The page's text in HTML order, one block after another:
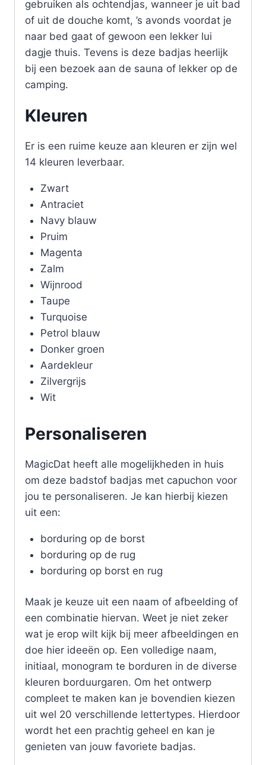
gebruiken als ochtendjas, wanneer je uit bad
of uit de douche komt, ’s avonds voordat je
naar bed gaat of gewoon een lekker lui
dagje thuis. Tevens is deze badjas heerlijk
bij een bezoek aan de sauna of lekker op de
camping.
Kleuren
Er is een ruime keuze aan kleuren er zijn wel
14 kleuren leverbaar.
Zwart
Antraciet
Navy blauw
Pruim
Magenta
Zalm
Wijnrood
Taupe
Turquoise
Petrol blauw
Donker groen
Aardekleur
Zilvergrijs
Wit
Personaliseren
MagicDat heeft alle mogelijkheden in huis
om deze badstof badjas met capuchon voor
jou te personaliseren. Je kan hierbij kiezen
uit een:
borduring op de borst
borduring op de rug
borduring op borst en rug
Maak je keuze uit een naam of afbeelding of
een combinatie hiervan. Weet je niet zeker
wat je erop wilt kijk bij meer afbeeldingen en
doe hier ideeën op. Een volledige naam,
initiaal, monogram te borduren in de diverse
kleuren borduurgaren. Om het ontwerp
compleet te maken kan je bovendien kiezen
uit wel 20 verschillende lettertypes. Hierdoor
wordt het een prachtig geheel en kan je
genieten van jouw favoriete badjas.